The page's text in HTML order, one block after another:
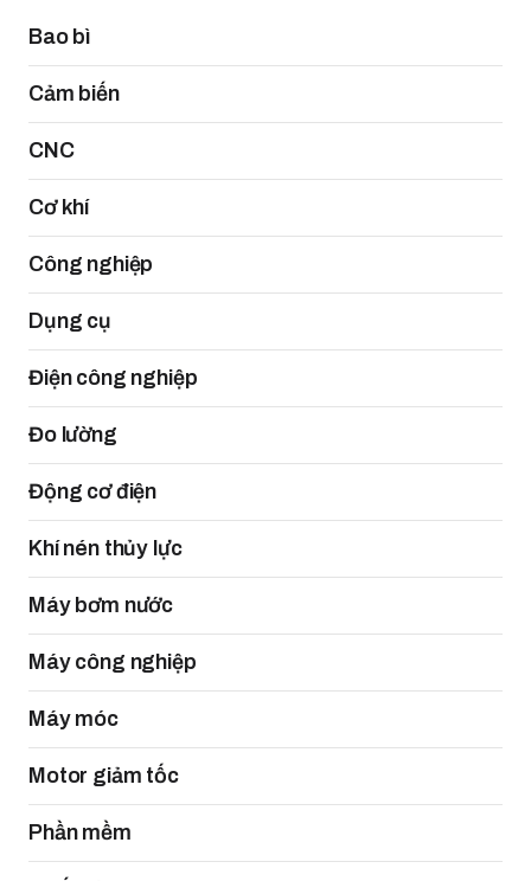
Bao bì
Cảm biến
CNC
Cơ khí
Công nghiệp
Dụng cụ
Điện công nghiệp
Đo lường
Động cơ điện
Khí nén thủy lực
Máy bơm nước
Máy công nghiệp
Máy móc
Motor giảm tốc
Phần mềm